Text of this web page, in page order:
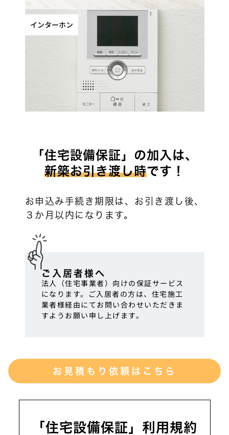
インターホン
「住宅設備保証」の加入は、
新築お引き渡し時です！
お申込み手続き期限は、お引き渡し後、
３か月以内になります。
ご入居者様へ
法人（住宅事業者）向けの保証サービス
になります。ご入居者の方は、住宅施工
業者様経由にてお問い合わせいただきま
すようお願い申し上げます。
お見積もり依頼はこちら
「住宅設備保証」利用規約